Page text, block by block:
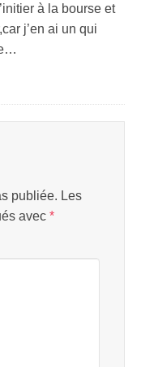
à la bourse et
j’en ai un qui
publiée. Les
avec *